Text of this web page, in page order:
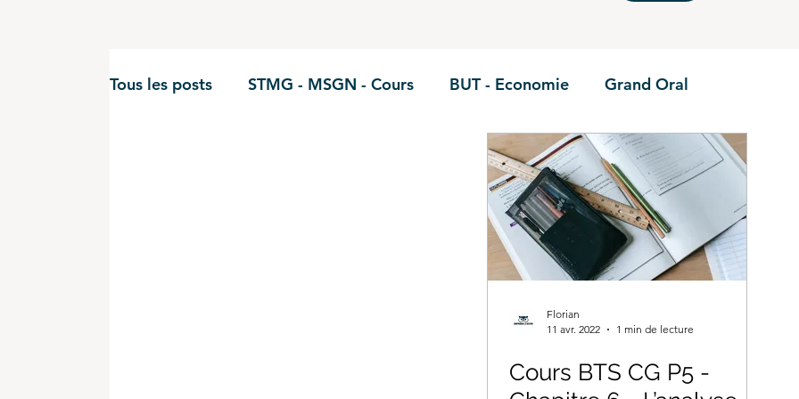
Tous les posts STMG - MSGN - Cours BUT - Economie Grand Oral
BTS - P2 BTS - P3 BTS - E6
BUT - Droit fiscal BTS - P6
BTS GPME - Annales BTS GPME -A1
Florian
11 avr. 2022
1 min de lecture
Cours BTS CG P5 -